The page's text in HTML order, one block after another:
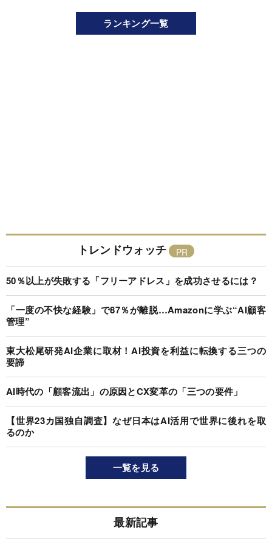
ランキング一覧
トレンドウォッチ
50％以上が失敗する「フリーアドレス」を成功させるには？
「一度の不快な経験」で87％が離脱…Amazonに学ぶ“AI顧客
管理”
東大松尾研発AI企業に取材！AI投資を利益に転換する三つの
要諦
AI時代の「顧客流出」の原因とCX変革の「三つの要件」
【世界23カ国独自調査】なぜ日本はAI活用で世界に後れを取
るのか
一覧を見る
最新記事